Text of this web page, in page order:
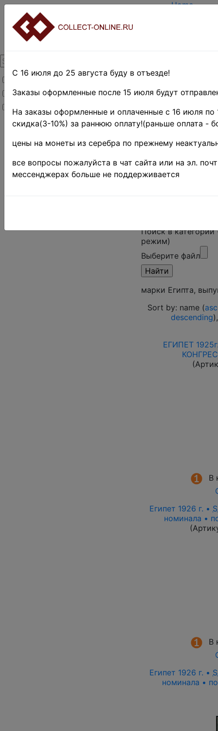
Товары со скидкой
Товары в наличии
Новинки
Home
TERMS
Home»
Africa»
Египет
1925-
1937 гг.
Поиск в
режим)
Выберите файл
марки Египта,
Sort by: name (
descending
ЕГИПЕТ
В
Египет 1926 г. •
номинала •
В
Египет 1926 г. •
номинала •
С 16 июля до 25 августа буду в отъезде!
Заказы оформленные после 15 июля будут
На заказы оформленные и оплаченные с 16 июля по
скидка(3-10%) за раннюю оплату!(раньше оплата -
цены на монеты из серебра по прежнему
все вопросы пожалуйста в чат сайта или на эл.
мессенджерах больше не поддерживается